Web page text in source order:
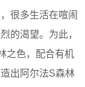
很多生活在喧闹
的渴望。为此，
之色，配合有机
出阿尔法S森林